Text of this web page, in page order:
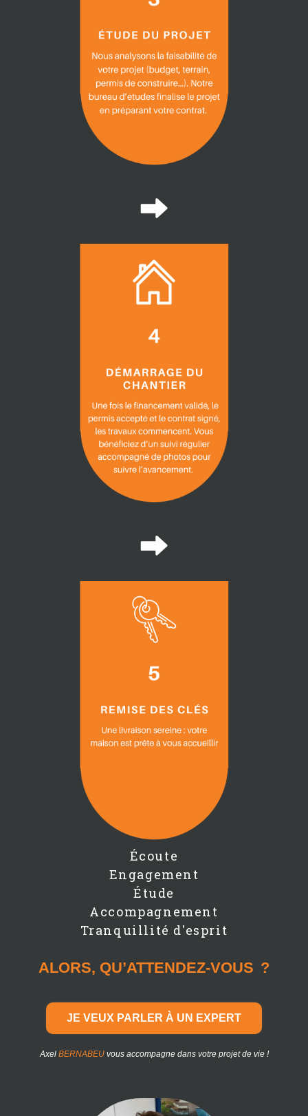
Écoute
Engagement
Étude
Accompagnement
Tranquillité d'esprit
ALORS, QU’ATTENDEZ-VOUS ?
JE VEUX PARLER À UN EXPERT
Axel BERNABEUvous accompagne dans votre projet de vie !